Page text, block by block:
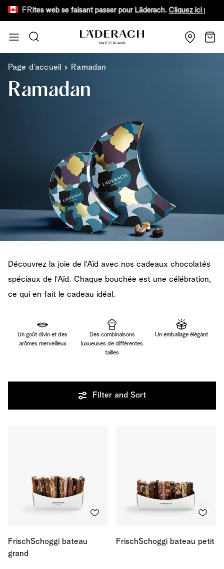
FR
faux sites web se faisant passer pour Läderach.Cliquez ici pour en
Recherche
Page d’accueil Ramadan
Ramadan
Découvrez la joie de l'Aïd avec nos cadeaux chocolatés
spéciaux de l'Aïd. Chaque bouchée est une célébration,
ce qui en fait le cadeau idéal.
Un goût divin et des
arômes merveilleux
Des combinaisons
luxueuses de différentes
tailles
Un emballage élégant
Filter and Sort
FrischSchoggi bateau
grand
FrischSchoggi bateau petit